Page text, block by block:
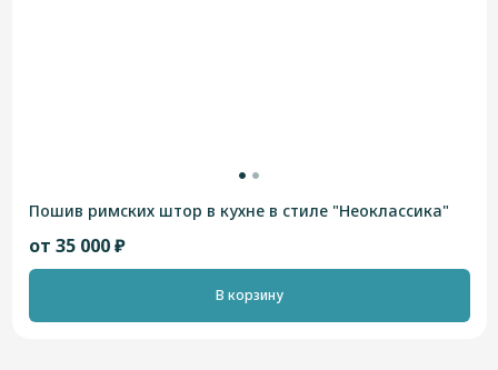
Пошив римских штор в кухне в стиле "Неоклассика"
от 35 000 ₽
В корзину